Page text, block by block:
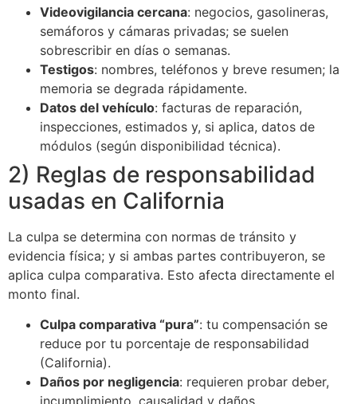
Videovigilancia cercana: negocios, gasolineras,
semáforos y cámaras privadas; se suelen
sobrescribir en días o semanas.
Testigos: nombres, teléfonos y breve resumen; la
memoria se degrada rápidamente.
Datos del vehículo: facturas de reparación,
inspecciones, estimados y, si aplica, datos de
módulos (según disponibilidad técnica).
2) Reglas de responsabilidad
usadas en California
La culpa se determina con normas de tránsito y
evidencia física; y si ambas partes contribuyeron, se
aplica culpa comparativa. Esto afecta directamente el
monto final.
Culpa comparativa “pura”: tu compensación se
reduce por tu porcentaje de responsabilidad
(California).
Daños por negligencia: requieren probar deber,